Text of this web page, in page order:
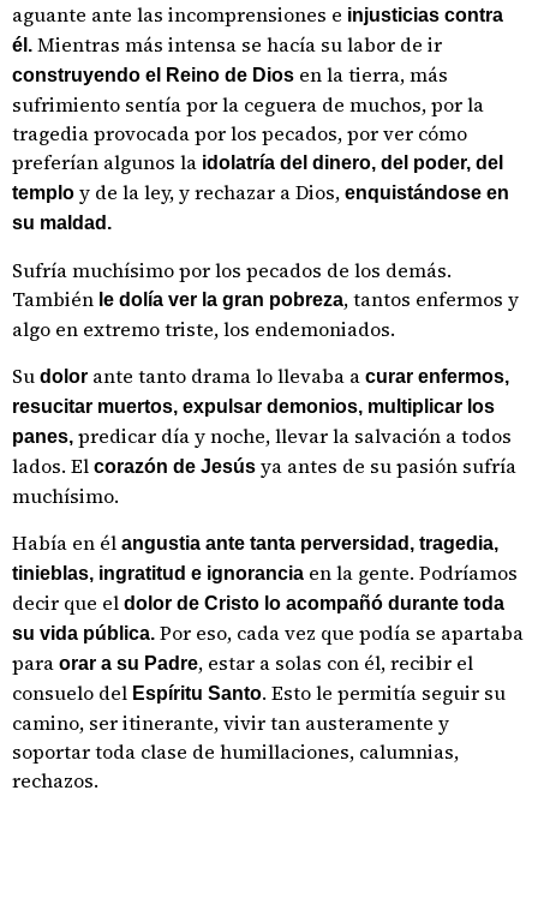
aguante ante las incomprensiones e injusticias contra
él. Mientras más intensa se hacía su labor de ir
construyendo el Reino de Dios en la tierra, más
sufrimiento sentía por la ceguera de muchos, por la
tragedia provocada por los pecados, por ver cómo
preferían algunos la idolatría del dinero, del poder, del
templo y de la ley, y rechazar a Dios, enquistándose en
su maldad.
Sufría muchísimo por los pecados de los demás.
También le dolía ver la gran pobreza, tantos enfermos y
algo en extremo triste, los endemoniados.
Su dolor ante tanto drama lo llevaba a curar enfermos,
resucitar muertos, expulsar demonios, multiplicar los
panes, predicar día y noche, llevar la salvación a todos
lados. El corazón de Jesús ya antes de su pasión sufría
muchísimo.
Había en él angustia ante tanta perversidad, tragedia,
tinieblas, ingratitud e ignorancia en la gente. Podríamos
decir que el dolor de Cristo lo acompañó durante toda
su vida pública. Por eso, cada vez que podía se apartaba
para orar a su Padre, estar a solas con él, recibir el
consuelo del Espíritu Santo. Esto le permitía seguir su
camino, ser itinerante, vivir tan austeramente y
soportar toda clase de humillaciones, calumnias,
rechazos.